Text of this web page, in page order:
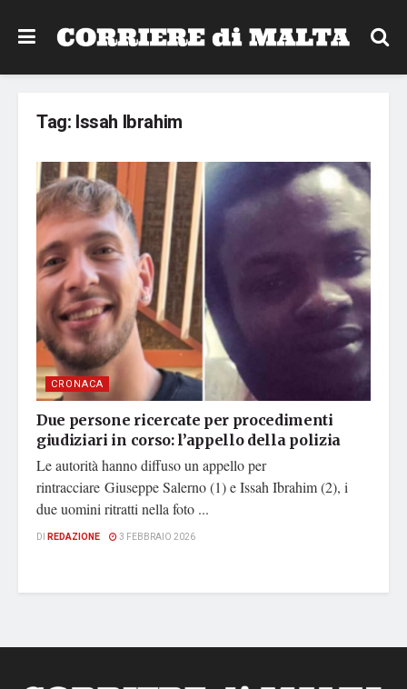
Tag: Issah Ibrahim
CRONACA
Due persone ricercate per procedimenti
giudiziari in corso: l’appello della polizia
Le autorità hanno diffuso un appello per
rintracciare Giuseppe Salerno (1) e Issah Ibrahim (2), i
due uomini ritratti nella foto ...
DI REDAZIONE 3 FEBBRAIO 2026